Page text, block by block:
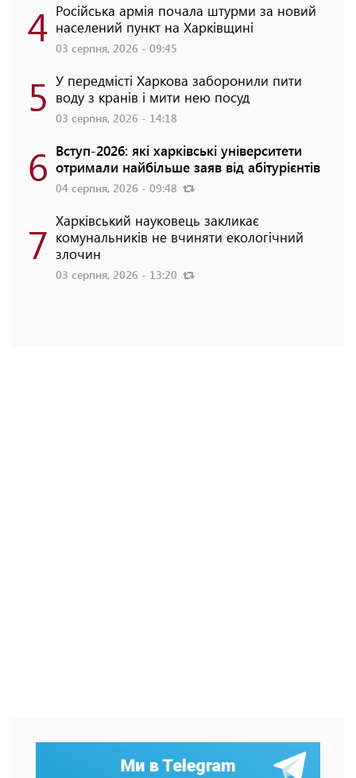
4 Російська армія почала штурми за новий
населений пункт на Харківщині
03 серпня, 2026 - 09:45
5 У передмісті Харкова заборонили пити
воду з кранів і мити нею посуд
03 серпня, 2026 - 14:18
6 Вступ-2026: які харківські університети
отримали найбільше заяв від абітурієнтів
04 серпня, 2026 - 09:48
7 Харківський науковець закликає
комунальників не вчиняти екологічний
злочин
03 серпня, 2026 - 13:20